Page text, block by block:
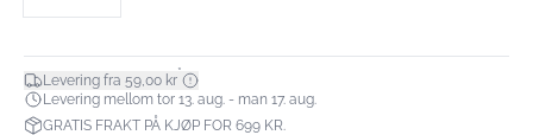
Levering fra 59,00 kr*
Levering mellom tor 13. aug. - man 17. aug.
GRATIS FRAKT PÅ KJØP FOR 699 KR.